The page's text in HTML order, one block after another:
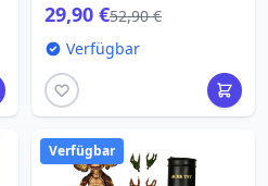
GESCHICHTEN AUS DEM
WELTRAUM MARTY (FALL
29,90 €52,90 €
Verfügbar
Verfügbar